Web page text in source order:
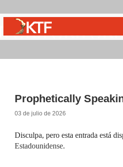
Prophetically
03 de julio de 2026
Disculpa, pero esta entrada está
Estadounidense.